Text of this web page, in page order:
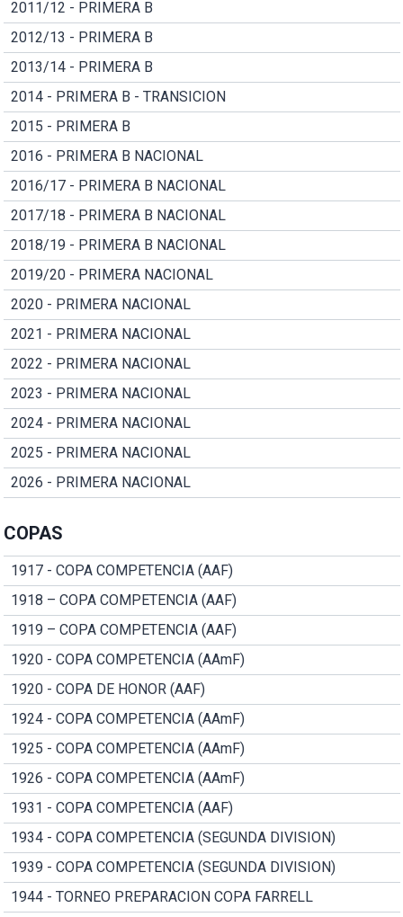
2011/12 - PRIMERA B
2012/13 - PRIMERA B
2013/14 - PRIMERA B
2014 - PRIMERA B - TRANSICION
2015 - PRIMERA B
2016 - PRIMERA B NACIONAL
2016/17 - PRIMERA B NACIONAL
2017/18 - PRIMERA B NACIONAL
2018/19 - PRIMERA B NACIONAL
2019/20 - PRIMERA NACIONAL
2020 - PRIMERA NACIONAL
2021 - PRIMERA NACIONAL
2022 - PRIMERA NACIONAL
2023 - PRIMERA NACIONAL
2024 - PRIMERA NACIONAL
2025 - PRIMERA NACIONAL
2026 - PRIMERA NACIONAL
COPAS
1917 - COPA COMPETENCIA (AAF)
1918 – COPA COMPETENCIA (AAF)
1919 – COPA COMPETENCIA (AAF)
1920 - COPA COMPETENCIA (AAmF)
1920 - COPA DE HONOR (AAF)
1924 - COPA COMPETENCIA (AAmF)
1925 - COPA COMPETENCIA (AAmF)
1926 - COPA COMPETENCIA (AAmF)
1931 - COPA COMPETENCIA (AAF)
1934 - COPA COMPETENCIA (SEGUNDA DIVISION)
1939 - COPA COMPETENCIA (SEGUNDA DIVISION)
1944 - TORNEO PREPARACION COPA FARRELL